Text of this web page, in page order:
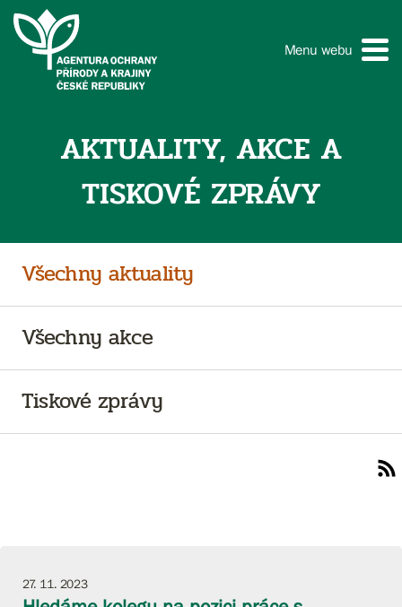
Menu webu
AKTUALITY, AKCE A
TISKOVÉ ZPRÁVY
Všechny aktuality
Všechny akce
Tiskové zprávy
27. 11. 2023